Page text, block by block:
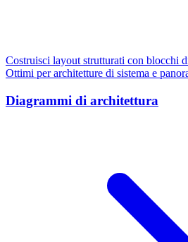
Costruisci layout strutturati con blocchi
Ottimi per architetture di sistema e
Diagrammi di architettura